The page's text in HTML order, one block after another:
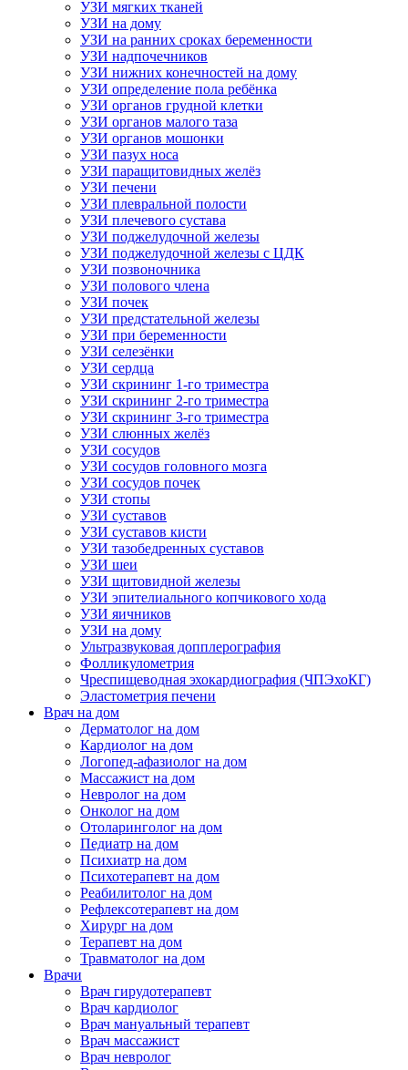
УЗИ мягких тканей
УЗИ на дому
УЗИ на ранних сроках беременности
УЗИ надпочечников
УЗИ нижних конечностей на дому
УЗИ определение пола ребёнка
УЗИ органов грудной клетки
УЗИ органов малого таза
УЗИ органов мошонки
УЗИ пазух носа
УЗИ паращитовидных желёз
УЗИ печени
УЗИ плевральной полости
УЗИ плечевого сустава
УЗИ поджелудочной железы
УЗИ поджелудочной железы с ЦДК
УЗИ позвоночника
УЗИ полового члена
УЗИ почек
УЗИ предстательной железы
УЗИ при беременности
УЗИ селезёнки
УЗИ сердца
УЗИ скрининг 1-го триместра
УЗИ скрининг 2-го триместра
УЗИ скрининг 3-го триместра
УЗИ слюнных желёз
УЗИ сосудов
УЗИ сосудов головного мозга
УЗИ сосудов почек
УЗИ стопы
УЗИ суставов
УЗИ суставов кисти
УЗИ тазобедренных суставов
УЗИ шеи
УЗИ щитовидной железы
УЗИ эпителиального копчикового хода
УЗИ яичников
УЗИ на дому
Ультразвуковая допплерография
Фолликулометрия
Чреспищеводная эхокардиография (ЧПЭхоКГ)
Эластометрия печени
Врач на дом
Дерматолог на дом
Кардиолог на дом
Логопед-афазиолог на дом
Массажист на дом
Невролог на дом
Онколог на дом
Отоларинголог на дом
Педиатр на дом
Психиатр на дом
Психотерапевт на дом
Реабилитолог на дом
Рефлексотерапевт на дом
Хирург на дом
Терапевт на дом
Травматолог на дом
Врачи
Врач гирудотерапевт
Врач кардиолог
Врач мануальный терапевт
Врач массажист
Врач невролог